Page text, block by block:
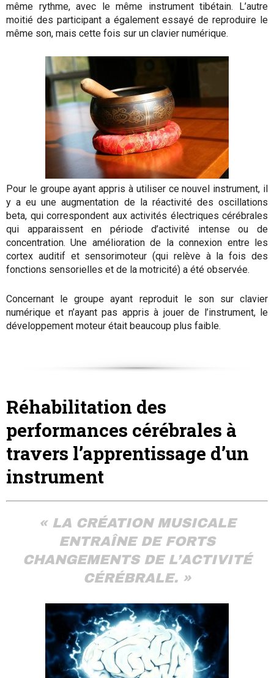
même rythme, avec le même instrument tibétain. L’autre
moitié des participant a également essayé de reproduire le
même son, mais cette fois sur un clavier numérique.
Pour le groupe ayant appris à utiliser ce nouvel instrument, il
y a eu une augmentation de la réactivité des oscillations
beta, qui correspondent aux activités électriques cérébrales
qui apparaissent en période d’activité intense ou de
concentration. Une amélioration de la connexion entre les
cortex auditif et sensorimoteur (qui relève à la fois des
fonctions sensorielles et de la motricité) a été observée.
Concernant le groupe ayant reproduit le son sur clavier
numérique et n’ayant pas appris à jouer de l’instrument, le
développement moteur était beaucoup plus faible.
Réhabilitation des
performances cérébrales à
travers l’apprentissage d’un
instrument
« LA CRÉATION MUSICALE
ENTRAÎNE DE FORTS
CHANGEMENTS DE L’ACTIVITÉ
CÉRÉBRALE. »